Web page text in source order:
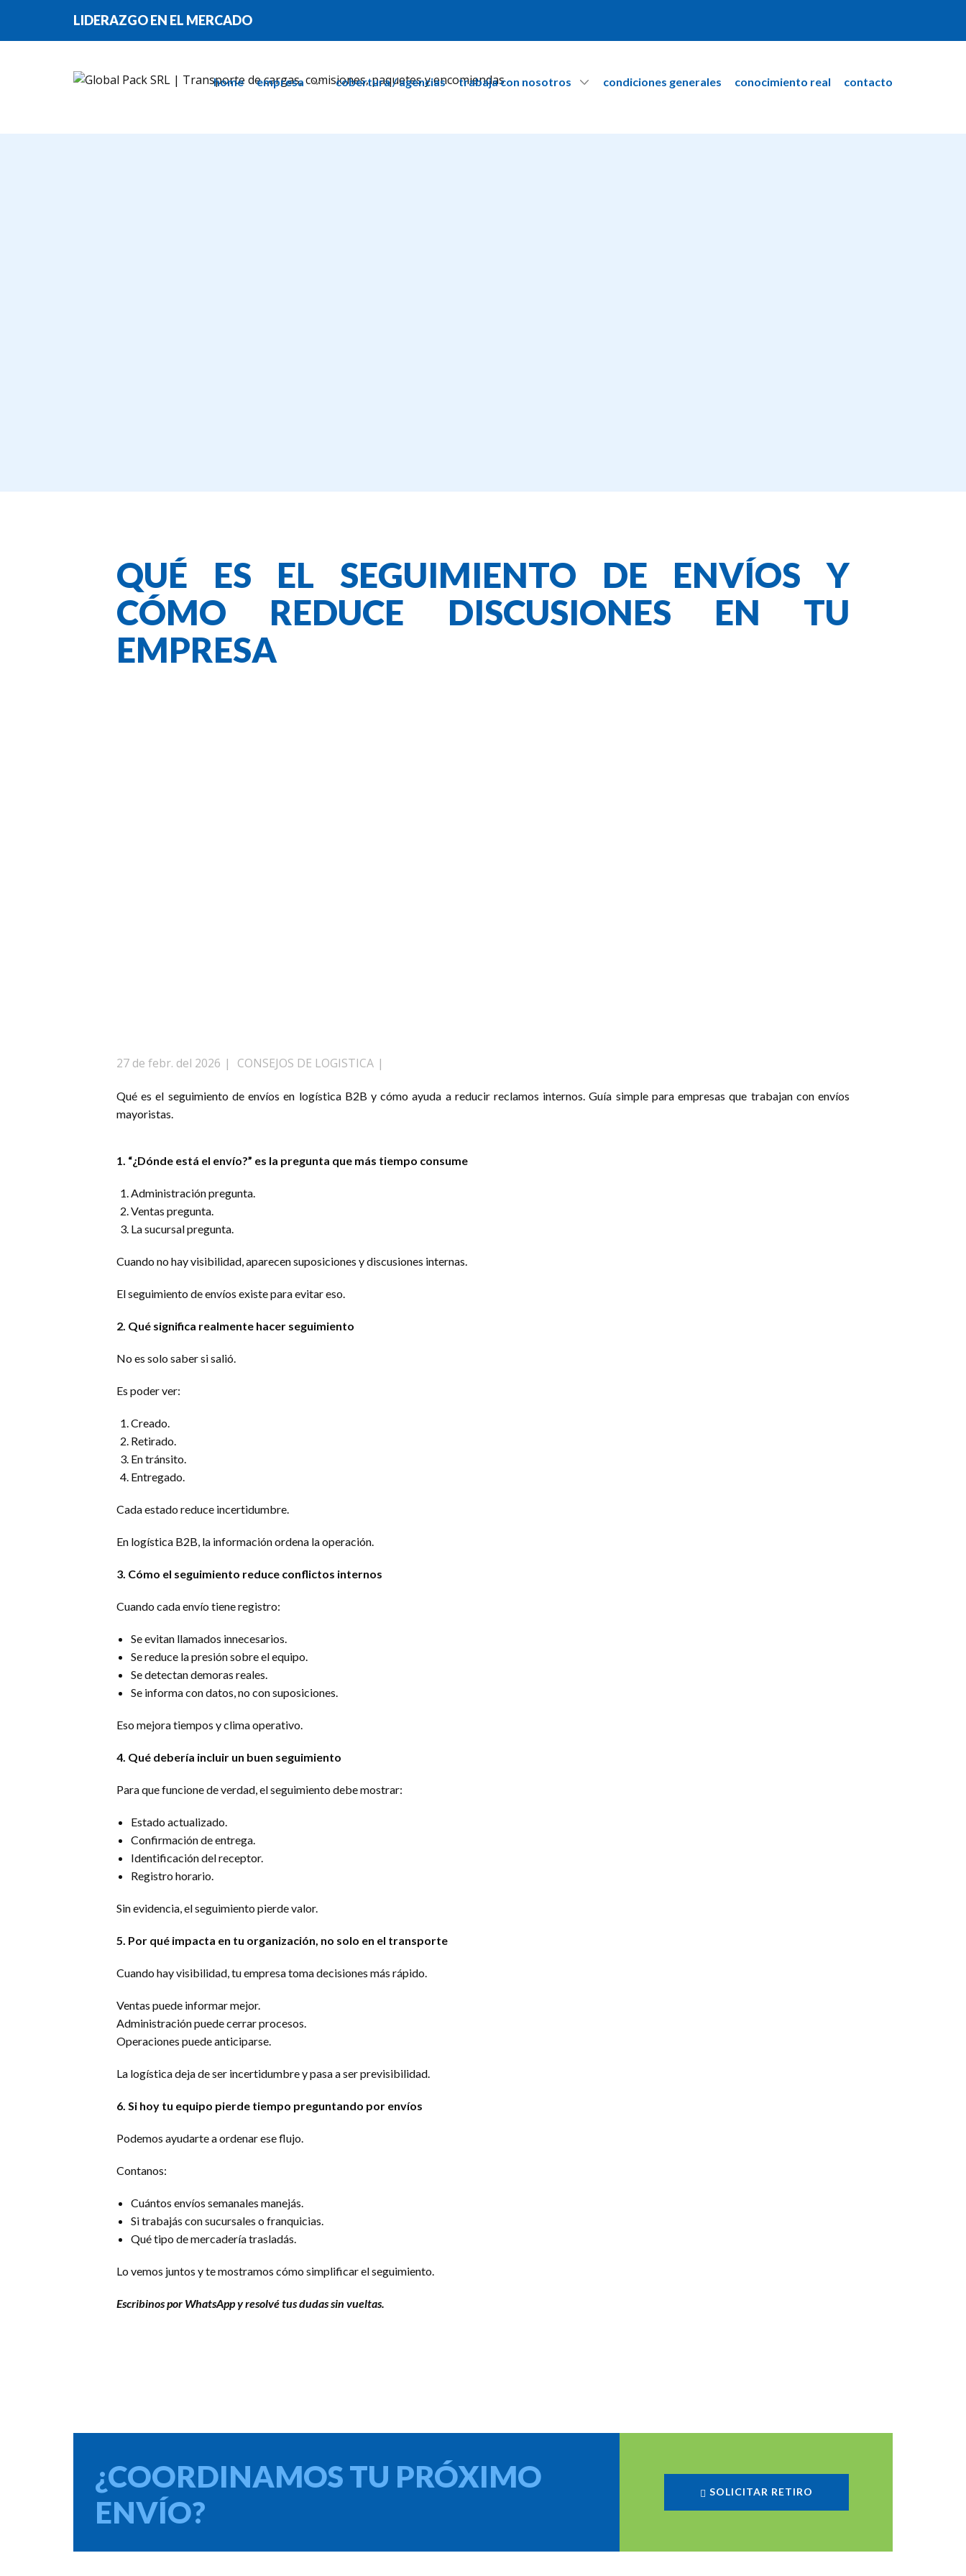
LIDERAZGO EN EL MER​CADO
home empresa cobertura / agencias trabaja con nosotros condiciones generales conocimiento real contacto
QUÉ ES EL SEGUIMIENTO DE ENVÍOS Y
CÓMO REDUCE DISCUSIONES EN TU
EMPRESA
27 de febr. del 2026 CONSEJOS DE LOGISTICA
Qué es el seguimiento de envíos en logística B2B y cómo ayuda a reducir reclamos internos. Guía simple para empresas que trabajan con envíos
mayoristas.
1. “¿Dónde está el envío?” es la pregunta que más tiempo consume
Administración pregunta.
Ventas pregunta.
La sucursal pregunta.
Cuando no hay visibilidad, aparecen suposiciones y discusiones internas.
El seguimiento de envíos existe para evitar eso.
2. Qué significa realmente hacer seguimiento
No es solo saber si salió.
Es poder ver:
Creado.
Retirado.
En tránsito.
Entregado.
Cada estado reduce incertidumbre.
En logística B2B, la información ordena la operación.
3. Cómo el seguimiento reduce conflictos internos
Cuando cada envío tiene registro:
Se evitan llamados innecesarios.
Se reduce la presión sobre el equipo.
Se detectan demoras reales.
Se informa con datos, no con suposiciones.
Eso mejora tiempos y clima operativo.
4. Qué debería incluir un buen seguimiento
Para que funcione de verdad, el seguimiento debe mostrar:
Estado actualizado.
Confirmación de entrega.
Identificación del receptor.
Registro horario.
Sin evidencia, el seguimiento pierde valor.
5. Por qué impacta en tu organización, no solo en el transporte
Cuando hay visibilidad, tu empresa toma decisiones más rápido.
Ventas puede informar mejor.
Administración puede cerrar procesos.
Operaciones puede anticiparse.
La logística deja de ser incertidumbre y pasa a ser previsibilidad.
6. Si hoy tu equipo pierde tiempo preguntando por envíos
Podemos ayudarte a ordenar ese flujo.
Contanos:
Cuántos envíos semanales manejás.
Si trabajás con sucursales o franquicias.
Qué tipo de mercadería trasladás.
Lo vemos juntos y te mostramos cómo simplificar el seguimiento.
Escribinos por WhatsApp y resolvé tus dudas sin vueltas.
¿COORDINAMOS TU PRÓXIMO
ENVÍO?
SOLICITAR RETIRO